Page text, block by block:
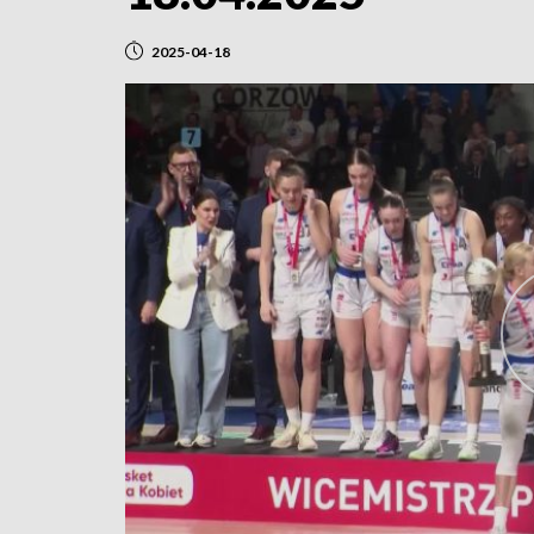
2025-04-18